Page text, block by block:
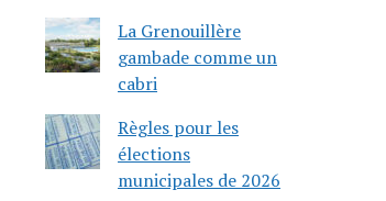
La Grenouillère
gambade comme un
cabri
Règles pour les
élections
municipales de 2026